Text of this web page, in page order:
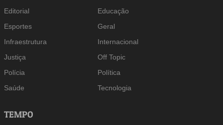
Editorial
Educação
Esportes
Geral
Infraestrutura
Internacional
Justiça
Off Topic
Polícia
Política
Saúde
Tecnologia
TEMPO